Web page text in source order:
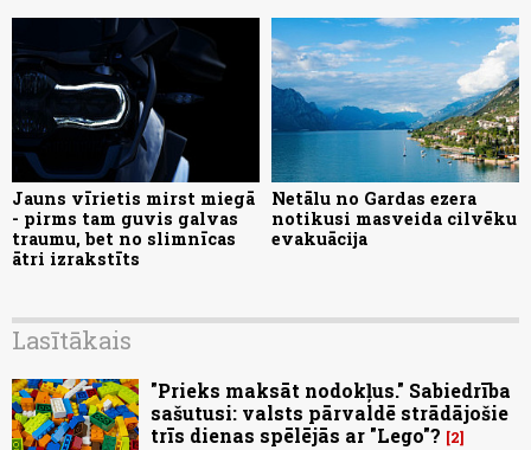
Jauns vīrietis mirst miegā
- pirms tam guvis galvas
traumu, bet no slimnīcas
ātri izrakstīts
Netālu no Gardas ezera
notikusi masveida cilvēku
evakuācija
Lasītākais
"Prieks maksāt nodokļus." Sabiedrība
sašutusi: valsts pārvaldē strādājošie
trīs dienas spēlējās ar "Lego"?
2